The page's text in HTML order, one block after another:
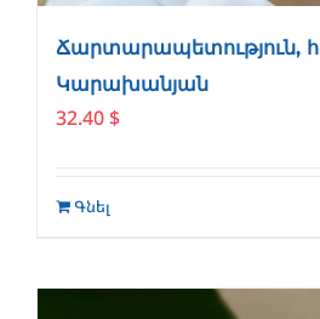
Ճարտարապետություն,
Կարախանյան
32.40 $
Գնել